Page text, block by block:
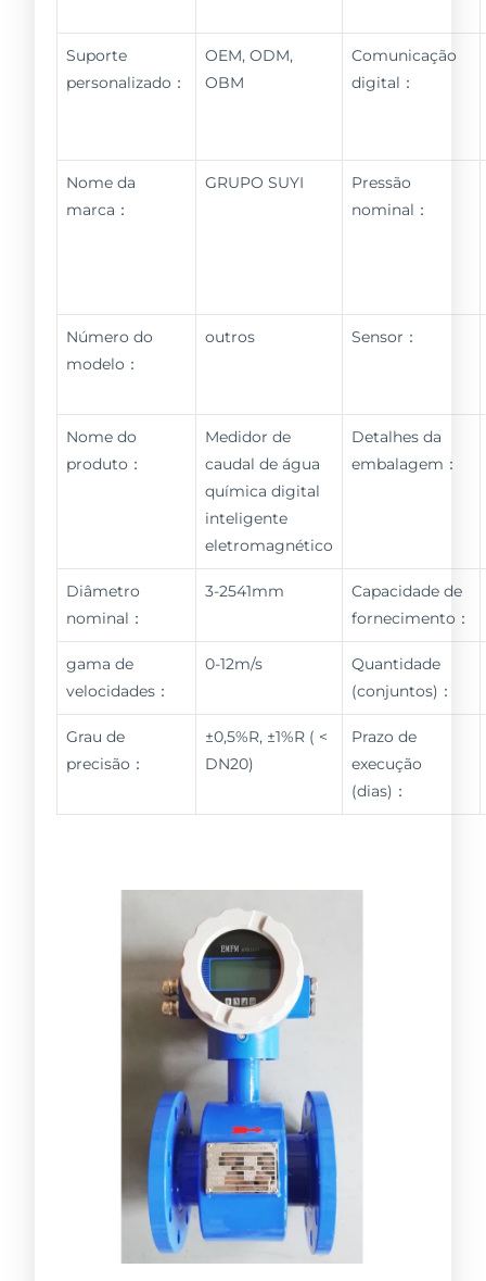
Suporte
personalizado：
OEM, ODM,
OBM
Comunicação
digital：
Nome da
marca：
GRUPO SUYI
Pressão
nominal：
Número do
modelo：
outros Sensor：
Nome do
produto：
Medidor de
caudal de água
química digital
inteligente
eletromagnético
Detalhes da
embalagem：
Diâmetro
nominal：
3-2541mm
Capacidade de
fornecimento：
gama de
velocidades：
0-12m/s
Quantidade
(conjuntos)：
Grau de
precisão：
±0,5%R, ±1%R ( <
DN20)
Prazo de
execução
(dias)：